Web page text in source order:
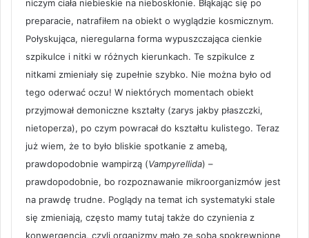
niczym ciała niebieskie na nieboskłonie. Błąkając się po
preparacie, natrafiłem na obiekt o wyglądzie kosmicznym.
Połyskująca, nieregularna forma wypuszczająca cienkie
szpikulce i nitki w różnych kierunkach. Te szpikulce z
nitkami zmieniały się zupełnie szybko. Nie można było od
tego oderwać oczu! W niektórych momentach obiekt
przyjmował demoniczne kształty (zarys jakby płaszczki,
nietoperza), po czym powracał do kształtu kulistego. Teraz
już wiem, że to było bliskie spotkanie z amebą,
prawdopodobnie wampirzą (Vampyrellida) –
prawdopodobnie, bo rozpoznawanie mikroorganizmów jest
na prawdę trudne. Poglądy na temat ich systematyki stale
się zmieniają, często mamy tutaj także do czynienia z
konwergencją, czyli organizmy mało ze sobą spokrewnione